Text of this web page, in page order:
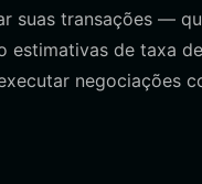
suas transações —
estimativas de taxa
negociações